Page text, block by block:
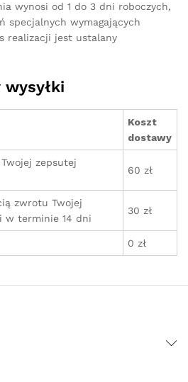
wynosi od 1 do 3 dni roboczych,
specjalnych wymagających
realizacji jest ustalany
Koszt
dostawy
zepsutej
60 zł
zwrotu Twojej
w terminie 14 dni
30 zł
0 zł